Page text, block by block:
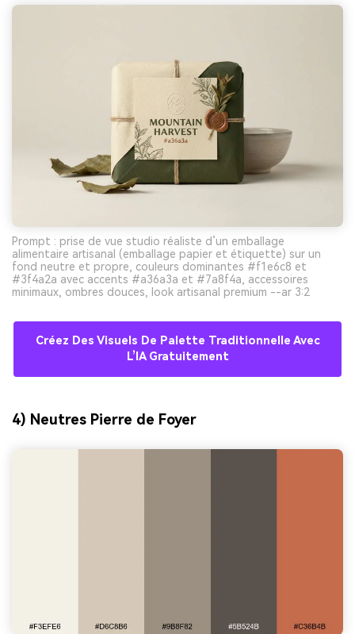
Prompt : prise de vue studio réaliste d’un emballage
alimentaire artisanal (emballage papier et étiquette) sur un
fond neutre et propre, couleurs dominantes #f1e6c8 et
#3f4a2a avec accents #a36a3a et #7a8f4a, accessoires
minimaux, ombres douces, look artisanal premium --ar 3:2
Créez Des Visuels De Palette Traditionnelle Avec
L’IA Gratuitement
4) Neutres Pierre de Foyer